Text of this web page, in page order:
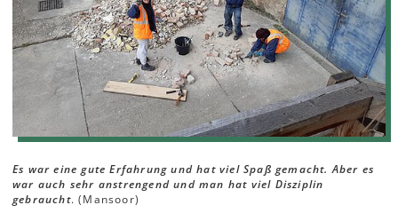
Es war eine gute Erfahrung und hat viel Spaß gemacht. Aber es
war auch sehr anstrengend und man hat viel Disziplin
gebraucht. (Mansoor)